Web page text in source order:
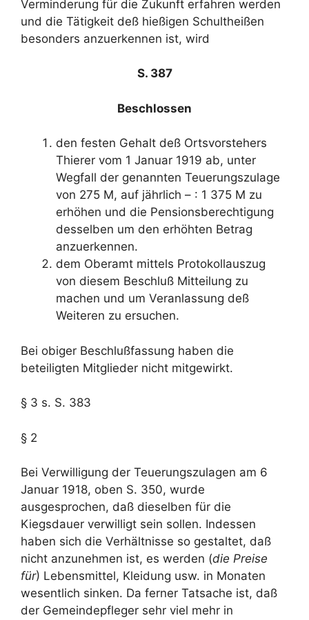
Verminderung für die Zukunft erfahren werden
und die Tätigkeit deß hießigen Schultheißen
besonders anzuerkennen ist, wird
S. 387
Beschlossen
den festen Gehalt deß Ortsvorstehers
Thierer vom 1 Januar 1919 ab, unter
Wegfall der genannten Teuerungszulage
von 275 M, auf jährlich – : 1 375 M zu
erhöhen und die Pensionsberechtigung
desselben um den erhöhten Betrag
anzuerkennen.
dem Oberamt mittels Protokollauszug
von diesem Beschluß Mitteilung zu
machen und um Veranlassung deß
Weiteren zu ersuchen.
Bei obiger Beschlußfassung haben die
beteiligten Mitglieder nicht mitgewirkt.
§ 3 s. S. 383
§ 2
Bei Verwilligung der Teuerungszulagen am 6
Januar 1918, oben S. 350, wurde
ausgesprochen, daß dieselben für die
Kiegsdauer verwilligt sein sollen. Indessen
haben sich die Verhältnisse so gestaltet, daß
nicht anzunehmen ist, es werden (die Preise
für) Lebensmittel, Kleidung usw. in Monaten
wesentlich sinken. Da ferner Tatsache ist, daß
der Gemeindepfleger sehr viel mehr in